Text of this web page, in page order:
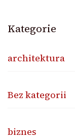
Kategorie
architektura
Bez kategorii
biznes